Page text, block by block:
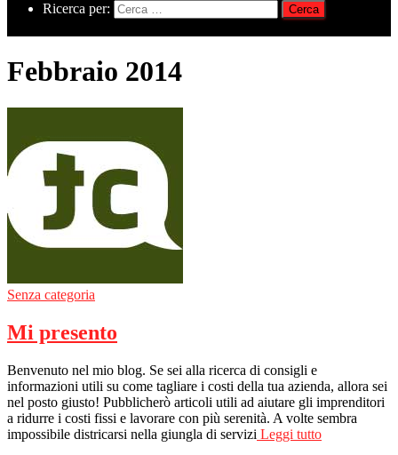
Ricerca per:
Febbraio 2014
Senza categoria
Mi presento
Benvenuto nel mio blog. Se sei alla ricerca di consigli e
informazioni utili su come tagliare i costi della tua azienda, allora sei
nel posto giusto! Pubblicherò articoli utili ad aiutare gli imprenditori
a ridurre i costi fissi e lavorare con più serenità. A volte sembra
impossibile districarsi nella giungla di servizi Leggi tutto